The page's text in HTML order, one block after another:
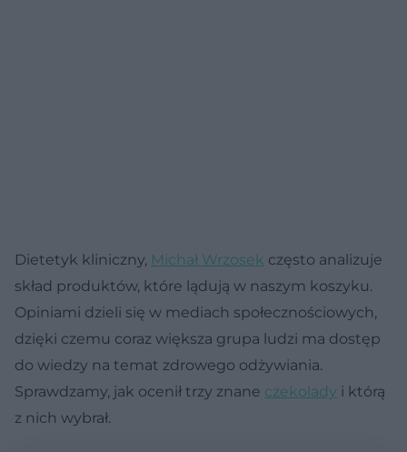
Dietetyk kliniczny, Michał Wrzosek często analizuje
skład produktów, które lądują w naszym koszyku.
Opiniami dzieli się w mediach społecznościowych,
dzięki czemu coraz większa grupa ludzi ma dostęp
do wiedzy na temat zdrowego odżywiania.
Sprawdzamy, jak ocenił trzy znane czekolady i którą
z nich wybrał.